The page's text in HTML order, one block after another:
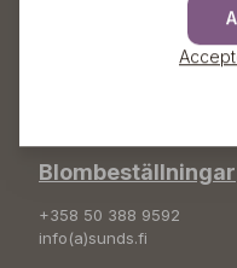
Blombeställningar
+358 50 388 9592
info(a)sunds.fi